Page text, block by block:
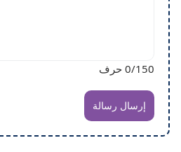
0/150 حرف
إرسال رسالة